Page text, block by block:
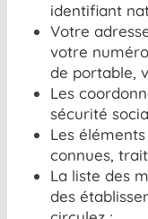
identifiant
Votre
votre
de portable,
Les
sécurité
Les
connues,
La liste des
des